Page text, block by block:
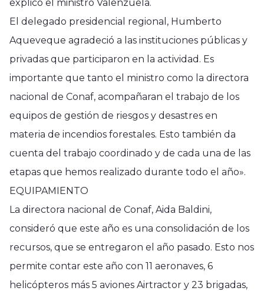
explicó el ministro Valenzuela.
El delegado presidencial regional, Humberto
Aqueveque agradeció a las instituciones públicas y
privadas que participaron en la actividad. Es
importante que tanto el ministro como la directora
nacional de Conaf, acompañaran el trabajo de los
equipos de gestión de riesgos y desastres en
materia de incendios forestales. Esto también da
cuenta del trabajo coordinado y de cada una de las
etapas que hemos realizado durante todo el año».
EQUIPAMIENTO
La directora nacional de Conaf, Aida Baldini,
consideró que este año es una consolidación de los
recursos, que se entregaron el año pasado. Esto nos
permite contar este año con 11 aeronaves, 6
helicópteros más 5 aviones Airtractor y 23 brigadas,